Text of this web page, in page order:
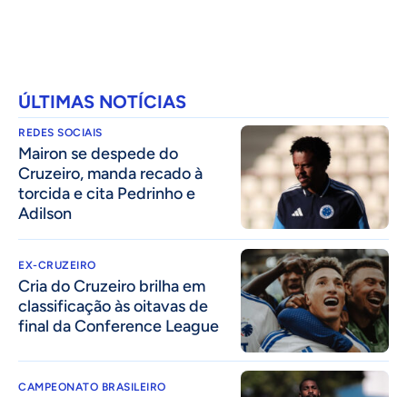
ÚLTIMAS NOTÍCIAS
REDES SOCIAIS
Mairon se despede do
Cruzeiro, manda recado à
torcida e cita Pedrinho e
Adilson
EX-CRUZEIRO
Cria do Cruzeiro brilha em
classificação às oitavas de
final da Conference League
CAMPEONATO BRASILEIRO